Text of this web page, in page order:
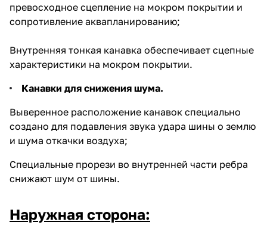
превосходное сцепление на мокром покрытии и
сопротивление аквапланированию;
Внутренняя тонкая канавка обеспечивает сцепные
характеристики на мокром покрытии.
Канавки для снижения шума.
Выверенное расположение канавок специально
создано для подавления звука удара шины о землю
и шума откачки воздуха;
Специальные прорези во внутренней части ребра
снижают шум от шины.
Наружная сторона: